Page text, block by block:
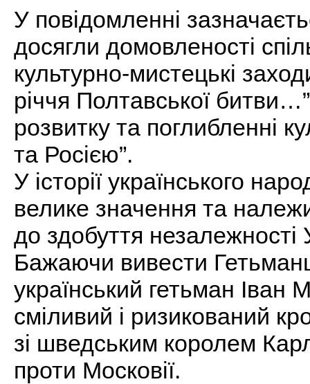
У повідомленні
досягли домовленості
культурно-мистецькі
річчя Полтавської
розвитку та поглибленні
та Росією”.
У історії українського
велике значення та
до здобуття незалежності
Бажаючи вивести
український гетьман Іван
сміливий і ризикований
зі шведським королем
проти Московії.